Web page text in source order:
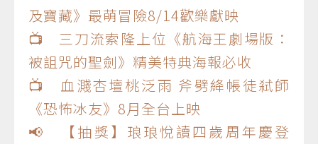
及寶藏》最萌冒險8/14歡樂獻映
📺 三刀流索隆上位《航海王劇場版：
被詛咒的聖劍》精美特典海報必收
📺 血濺杏壇桃泛雨 斧劈絳帳徒弒師
《恐怖冰友》8月全台上映
📢 【抽獎】琅琅悅讀四歲周年慶登